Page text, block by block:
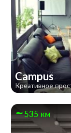
Campus
Креативное
535 км